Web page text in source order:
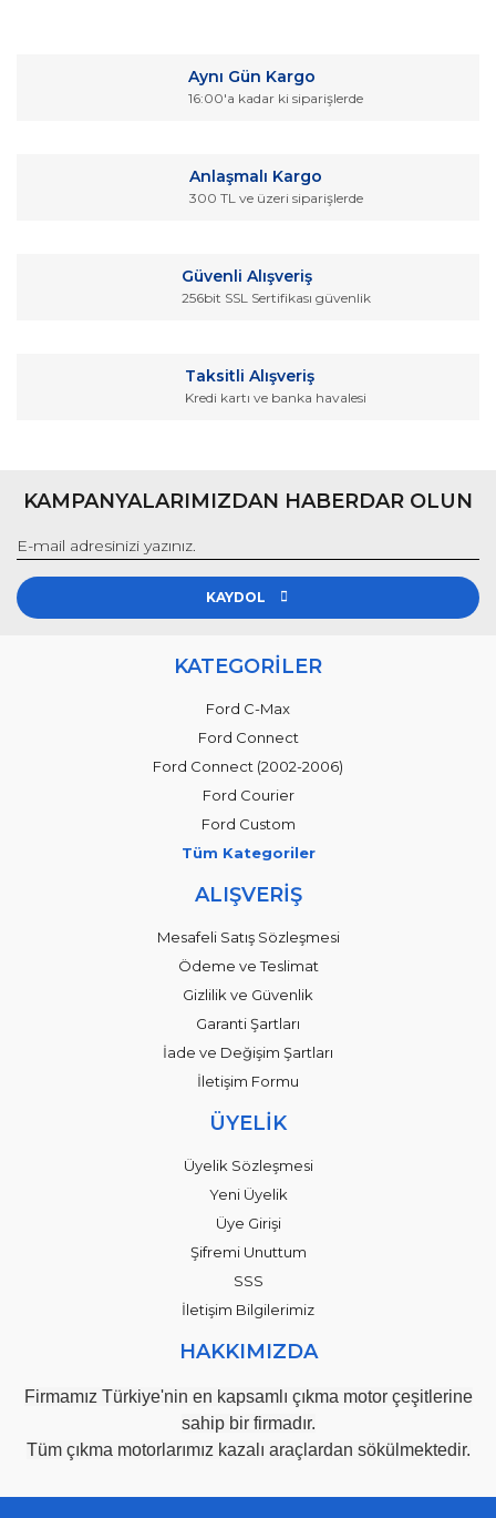
Görüş ve önerileriniz için teşekkür ederiz.
Ürün bilgilerinde hatalar bulunuyor.
Gönder
Aynı Gün Kargo
16:00'a kadar ki siparişlerde
Anlaşmalı Kargo
300 TL ve üzeri siparişlerde
Güvenli Alışveriş
256bit SSL Sertifikası güvenlik
Taksitli Alışveriş
Kredi kartı ve banka havalesi
KAMPANYALARIMIZDAN HABERDAR OLUN
KAYDOL
KATEGORİLER
Ford C-Max
Ford Connect
Ford Connect (2002-2006)
Ford Courier
Ford Custom
Tüm Kategoriler
ALIŞVERİŞ
Mesafeli Satış Sözleşmesi
Ödeme ve Teslimat
Gizlilik ve Güvenlik
Garanti Şartları
İade ve Değişim Şartları
İletişim Formu
ÜYELİK
Üyelik Sözleşmesi
Yeni Üyelik
Üye Girişi
Şifremi Unuttum
SSS
İletişim Bilgilerimiz
HAKKIMIZDA
Firmamız Türkiye'nin en kapsamlı çıkma motor çeşitlerine
sahip bir firmadır.
Tüm çıkma motorlarımız kazalı araçlardan sökülmektedir.